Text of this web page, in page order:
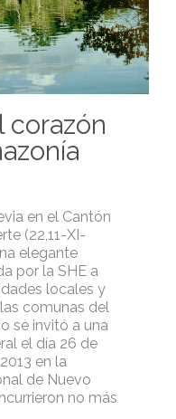
corazón
en el Cantón
(22,11-XI-
elegante
por la SHE a
locales y
comunas del
se invitó a una
el día 26 de
en la
de Nuevo
no más